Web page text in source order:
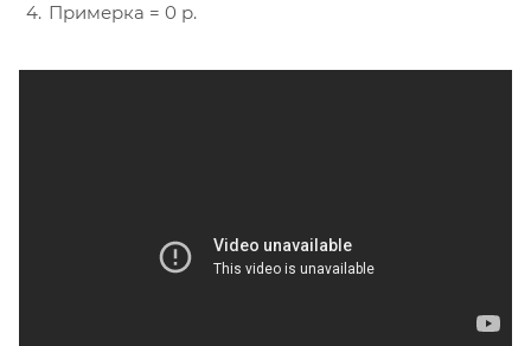
Примерка = 0 р.